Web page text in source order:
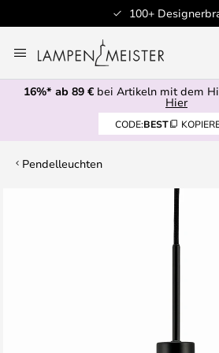
100+
Inhalt
springen
16%* ab 89 € bei Artikeln mit dem
Hier
CODE:BEST
Pendelleuchten